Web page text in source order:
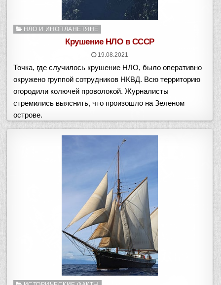
Опубликовано
НЛО И ИНОПЛАНЕТЯНЕ
Крушение НЛО в СССР
19.08.2021
Точка, где случилось крушение НЛО, было оперативно
окружено группой сотрудников НКВД. Всю территорию
огородили колючей проволокой. Журналисты
стремились выяснить, что произошло на Зеленом
острове.